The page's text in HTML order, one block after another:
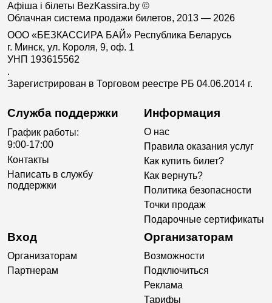
Афіша і білеты BezKassira.by ©
Облачная система продажи билетов, 2013 — 2026
ООО «БЕЗКАССИРА БАЙ» Республика Беларусь
г. Минск, ул. Короля, 9, оф. 1
УНП 193615562
.
Зарегистрирован в Торговом реестре РБ 04.06.2014 г.
Служба поддержки
График работы:
9:00-17:00
Контакты
Написать в службу
поддержки
Информация
О нас
Правила оказания услуг
Как купить билет?
Как вернуть?
Политика безопасности
Точки продаж
Подарочные сертификаты
Вход
Организаторам
Партнерам
Организаторам
Возможности
Подключиться
Реклама
Тарифы